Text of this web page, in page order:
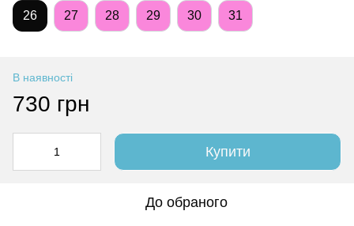
26 27 28 29 30 31
В наявності
730 грн
Купити
До обраного